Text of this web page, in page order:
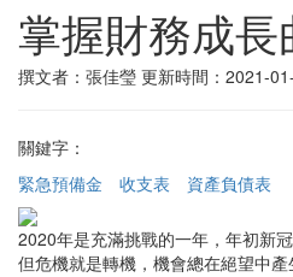
掌握財務成長
撰文者：張佳瑩 更新時間：2021-
關鍵字：
緊急預備金
收支表 資產負債表
2020年是充滿挑戰的一年，年初新
但危機就是轉機，機會總在絕望中產